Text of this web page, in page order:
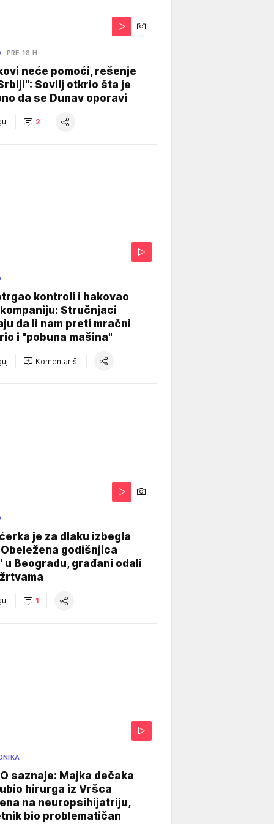
PRE 16 H
neće pomoći, rešenje
Sovilj otkrio šta je
da se Dunav oporavi
2
kontroli i hakovao
Stručnjaci
da li nam preti mračni
i "pobuna mašina"
Komentariši
je za dlaku izbegla
godišnjica
u Beogradu, građani odali
1
saznaje: Majka dečaka
hirurga iz Vršca
na neuropsihijatriju,
bio problematičan